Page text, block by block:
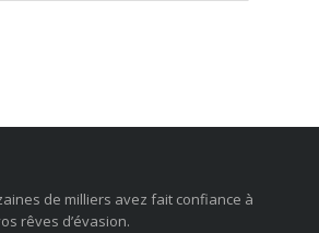
de milliers avez fait confiance à
rêves d’évasion.